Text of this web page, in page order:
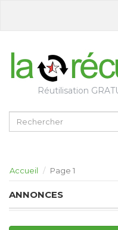
Réutilisation
Accueil Page 1
ANNONCES